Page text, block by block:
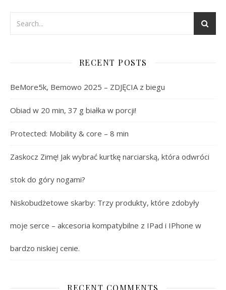
RECENT POSTS
BeMore5k, Bemowo 2025 – ZDJĘCIA z biegu
Obiad w 20 min, 37 g białka w porcji!
Protected: Mobility & core – 8 min
Zaskocz Zimę! Jak wybrać kurtkę narciarską, która odwróci
stok do góry nogami?
Niskobudżetowe skarby: Trzy produkty, które zdobyły
moje serce – akcesoria kompatybilne z IPad i IPhone w
bardzo niskiej cenie.